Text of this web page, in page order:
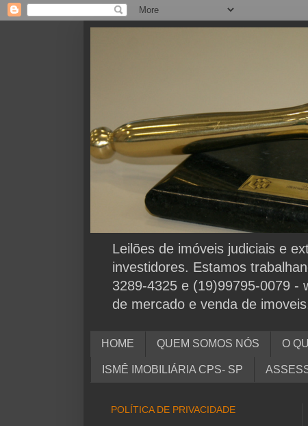
Leilões de imóveis judiciais e
investidores. Estamos
3289-4325 e (19)99795-0079 -
de mercado e venda de
HOME QUEM SOMOS NÓS O
ISMÊ IMOBILIÁRIA CPS- SP
POLÍTICA DE PRIVACIDADE